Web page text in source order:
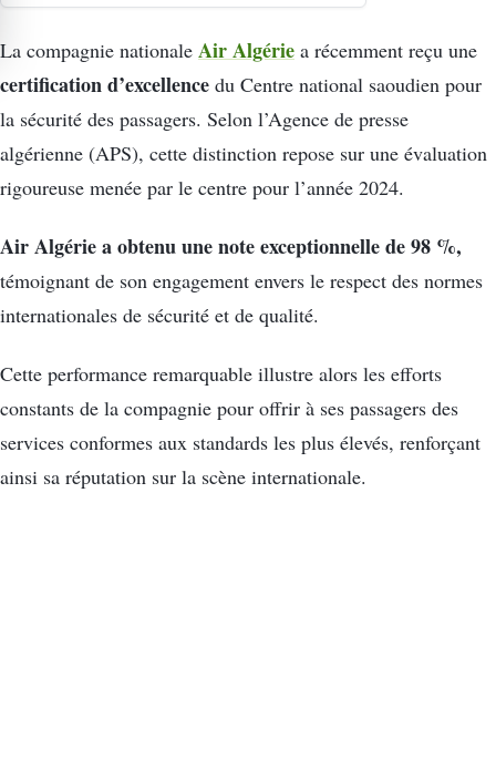
La compagnie nationale Air Algérie a récemment reçu une
certification d’excellence du Centre national saoudien pour
la sécurité des passagers. Selon l’Agence de presse
algérienne (APS), cette distinction repose sur une évaluation
rigoureuse menée par le centre pour l’année 2024.
Air Algérie a obtenu une note exceptionnelle de 98 %,
témoignant de son engagement envers le respect des normes
internationales de sécurité et de qualité.
Cette performance remarquable illustre alors les efforts
constants de la compagnie pour offrir à ses passagers des
services conformes aux standards les plus élevés, renforçant
ainsi sa réputation sur la scène internationale.